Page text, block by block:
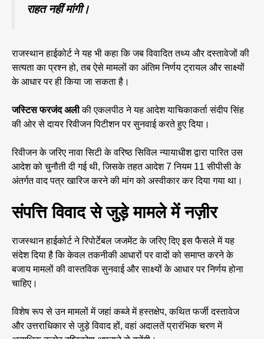
राहत नहीं मांगी।
राजस्थान हाईकोर्ट ने यह भी कहा कि जब विवादित तथ्य और दस्तावेजों की
सत्यता का प्रश्न हो, तब ऐसे मामलों का अंतिम निर्णय ट्रायल और साक्ष्यों
के आधार पर ही किया जा सकता है।
जस्टिस फरजंद अलीकी एकलपीठ ने यह आदेश याचिकाकर्ता संदीप सिंह
की ओर से दायर रिवीजन पिटीशन पर सुनवाई करते हुए दिया।
रिवीजन के जरिए नावा सिटी के वरिष्ठ सिविल न्यायाधीश द्वारा पारित उस
आदेश को चुनौती दी गई थी, जिसके तहत आदेश 7 नियम 11 सीपीसी के
अंतर्गत वाद पत्र खारिज करने की मांग को अस्वीकार कर दिया गया था।
संपत्ति विवाद से जुड़े मामले में नज़ीर
राजस्थान हाईकोर्ट ने रिपोर्टेबल जजमेंट के जरिए दिए इस फैसले में यह
संदेश दिया है कि केवल तकनीकी आधारों पर वादों को समाप्त करने के
बजाय मामलों की वास्तविक सुनवाई और साक्ष्यों के आधार पर निर्णय होना
चाहिए।
विशेष रूप से उन मामलों में जहां कब्जे में हस्तक्षेप, कथित फर्जी दस्तावेज
और उत्तराधिकार से जुड़े विवाद हों, वहां अदालतें प्रारंभिक चरण में